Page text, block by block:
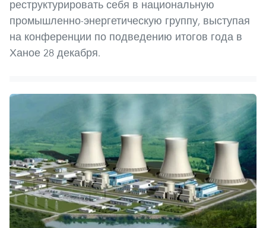
реструктурировать себя в национальную
промышленно-энергетическую группу, выступая
на конференции по подведению итогов года в
Ханое 28 декабря.